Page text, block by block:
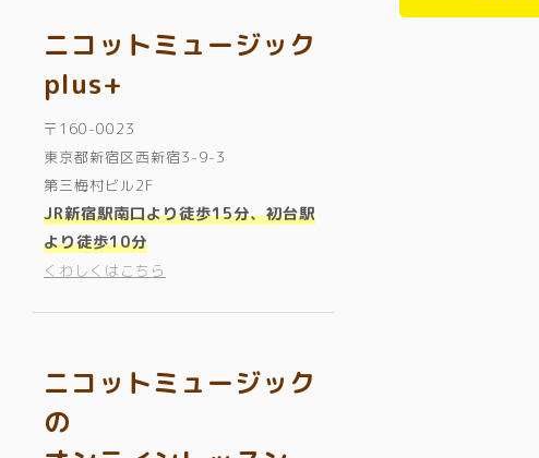
ニコットミュージック
plus+
〒160-0023
東京都新宿区西新宿3-9-3
第三梅村ビル2F
JR新宿駅南口より徒歩15分、初台駅
より徒歩10分
くわしくはこちら
ニコットミュージック
の